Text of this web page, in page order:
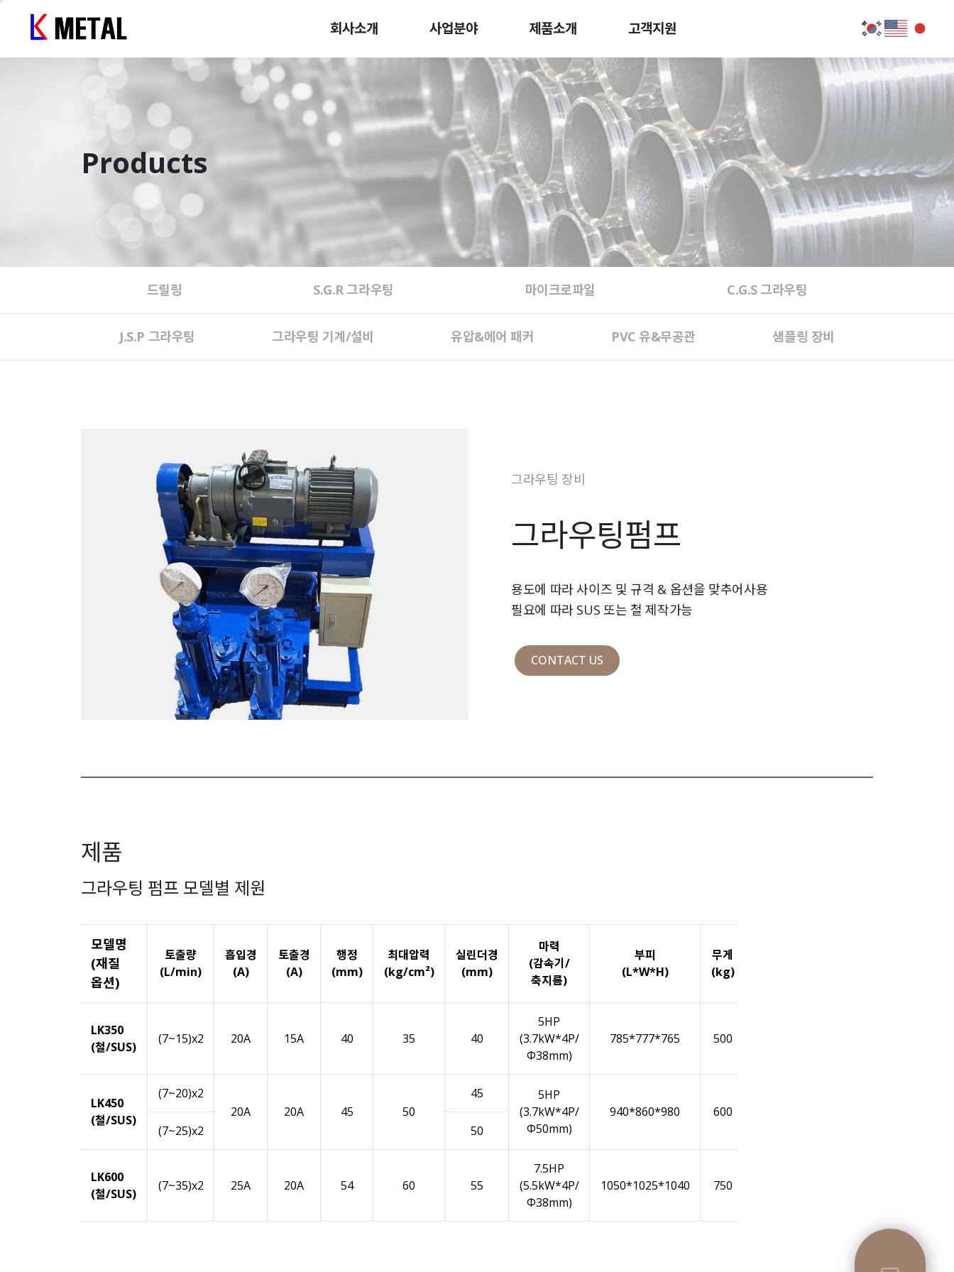
회사소개 사업분야 제품소개 고객지원
Products
드릴링 S.G.R 그라우팅 마이크로파일 C.G.S 그라우팅
J.S.P 그라우팅 그라우팅 기계/설비 유압&에어 패커 PVC 유&무공관 샘플링 장비
그라우팅 장비
그라우팅펌프
용도에 따라 사이즈 및 규격 & 옵션을 맞추어사용
필요에 따라 SUS 또는 철 제작가능
CONTACT US
제품
그라우팅 펌프 모델별 제원
모델명
(재질
옵션)
토출량
(L/min)
흡입경
(A)
토출경
(A)
행정
(mm)
최대압력
(kg/cm²)
실린더경
(mm)
마력
(감속기/
축지름)
부피
(L*W*H)
무게
(kg)
LK350
(철/SUS)
(7~15)x2 20A 15A 40 35 40
5HP
(3.7kW*4P/
Φ38mm)
785*777*765 500
LK450
(철/SUS)
(7~20)x2
20A
20A 45 50
45
5HP
(3.7kW*4P/
Φ50mm)
940*860*980 600
(7~25)x2 50
LK600
(철/SUS)
(7~35)x2 25A 20A 54 60 55
7.5HP
(5.5kW*4P/
Φ38mm)
1050*1025*1040 750